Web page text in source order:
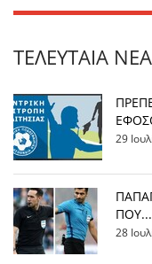
ΤΕΛΕΥΤΑΊΑ ΝΈΑ
29
ΠΟΥ...
28